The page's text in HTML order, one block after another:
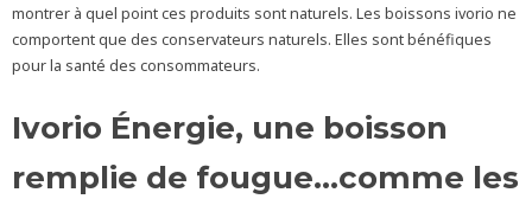
montrer à quel point ces produits sont naturels. Les boissons ivorio ne
comportent que des conservateurs naturels. Elles sont bénéfiques
pour la santé des consommateurs.
Ivorio Énergie, une boisson
remplie de fougue…comme les